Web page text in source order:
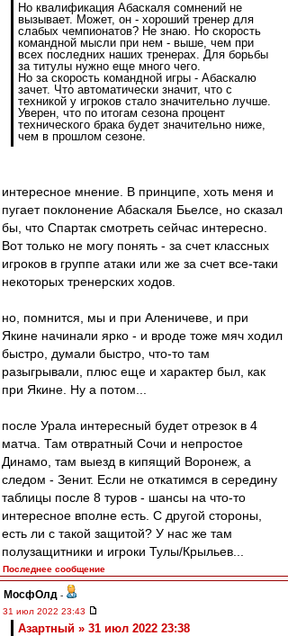
Но квалификация Абаскаля сомнений не
вызывает. Может, он - хороший тренер для
слабых чемпионатов? Не знаю. Но скорость
командной мысли при нем - выше, чем при
всех последних наших тренерах. Для борьбы
за титулы нужно еще много чего.
Но за скорость командной игры - Абаскалю
зачет. Что автоматически значит, что с
техникой у игроков стало значительно лучше.
Уверен, что по итогам сезона процент
технического брака будет значительно ниже,
чем в прошлом сезоне.
интересное мнение. В принципе, хоть меня и
пугает поклонение Абаскаля Бьелсе, но сказал
бы, что Спартак смотреть сейчас интересно.
Вот только не могу понять - за счет классных
игроков в группе атаки или же за счет все-таки
некоторых тренерских ходов.
но, помнится, мы и при Аленичеве, и при
Якине начинали ярко - и вроде тоже мяч ходил
быстро, думали быстро, что-то там
разыгрывали, плюс еще и характер был, как
при Якине. Ну а потом...
после Урала интересный будет отрезок в 4
матча. Там отвратный Сочи и непростое
Динамо, там выезд в кипящий Воронеж, а
следом - Зенит. Если не откатимся в середину
таблицы после 8 туров - шансы на что-то
интересное вполне есть. С другой стороны,
есть ли с такой защитой? У нас же там
полузащитники и игроки Тулы/Крыльев...
Последнее сообщение
МосфОлд -
31 июл 2022 23:43
Азартный » 31 июл 2022 23:38